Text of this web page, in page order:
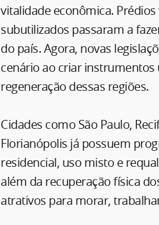
vitalidade econômica.
subutilizados passaram a
do país. Agora, novas
cenário ao criar
regeneração dessas regiões.
Cidades como São Paulo,
Florianópolis já possuem
residencial, uso misto e
além da recuperação física
atrativos para morar,